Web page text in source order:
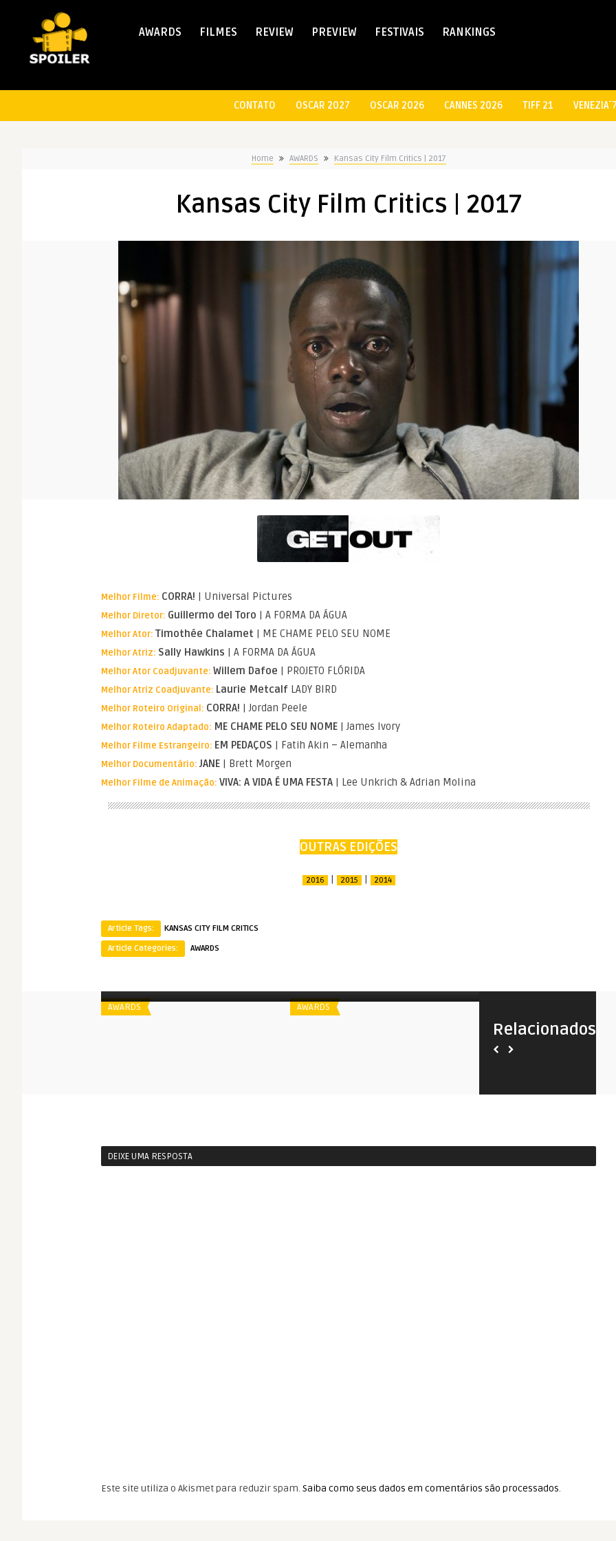
AWARDS FILMES REVIEW PREVIEW FESTIVAIS RANKINGS
CONTATO OSCAR 2027 OSCAR 2026 CANNES 2026 TIFF 21
Home AWARDS Kansas City Film Critics | 2017
Kansas City Film Critics | 2017
Melhor Filme: CORRA! | Universal Pictures
Melhor Diretor: Guillermo del Toro | A FORMA DA ÁGUA
Melhor Ator: Timothée Chalamet | ME CHAME PELO SEU NOME
Melhor Atriz: Sally Hawkins | A FORMA DA ÁGUA
Melhor Ator Coadjuvante: Willem Dafoe | PROJETO FLÓRIDA
Melhor Atriz Coadjuvante: Laurie Metcalf LADY BIRD
Melhor Roteiro Original: CORRA! | Jordan Peele
Melhor Roteiro Adaptado: ME CHAME PELO SEU NOME | James Ivory
Melhor Filme Estrangeiro: EM PEDAÇOS | Fatih Akin – Alemanha
Melhor Documentário: JANE | Brett Morgen
Melhor Filme de Animação: VIVA: A VIDA É UMA FESTA | Lee Unkrich & Adrian Molina
OUTRAS EDIÇÕES
2016 | 2015 | 2014
Article Tags:
KANSAS CITY FILM CRITICS
Article Categories:
AWARDS
Relacionados
AWARDS AWARDS
DEIXE UMA RESPOSTA
Este site utiliza o Akismet para reduzir spam. Saiba como seus dados em comentários são processados.